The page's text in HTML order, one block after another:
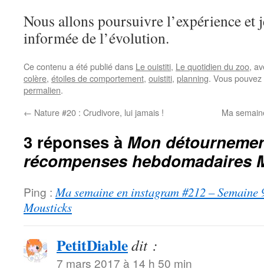
Nous allons poursuivre l’expérience et
informée de l’évolution.
Ce contenu a été publié dans Le ouistiti, Le quotidien du zoo,
colère, étoiles de comportement, ouistiti, planning. Vous
permalien.
← Nature #20 : Crudivore, lui jamais ! Ma
3 réponses à Mon
récompenses hebdomadaires
Ping : Ma semaine en instagram #212 – Semaine
Mousticks
PetitDiabledit :
7 mars 2017 à 14 h 50 min